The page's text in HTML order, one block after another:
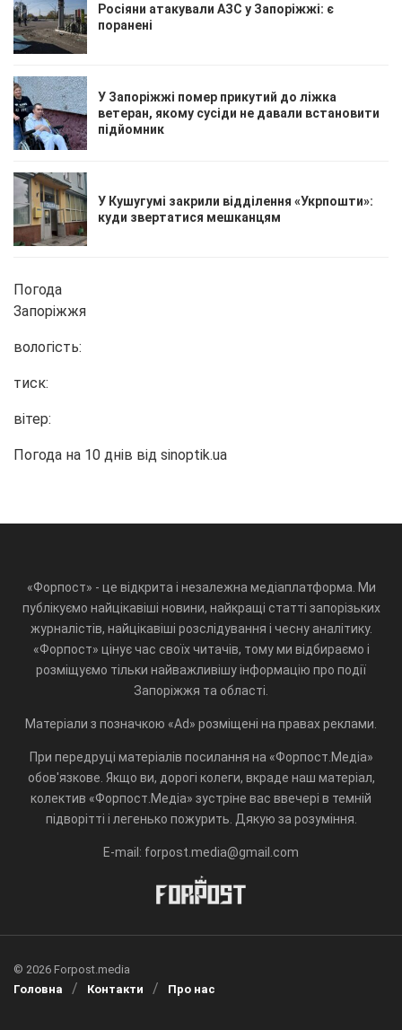
Росіяни атакували АЗС у Запоріжжі: є
поранені
У Запоріжжі помер прикутий до ліжка
ветеран, якому сусіди не давали встановити
підйомник
У Кушугумі закрили відділення «Укрпошти»:
куди звертатися мешканцям
Погода
Запоріжжя
вологість:
тиск:
вітер:
Погода на 10 днів від sinoptik.ua
«Форпост» - це відкрита і незалежна медіаплатформа. Ми
публікуємо найцікавіші новини, найкращі статті запорізьких
журналістів, найцікавіші розслідування і чесну аналітику.
«Форпост» цінує час своїх читачів, тому ми відбираємо і
розміщуємо тільки найважливішу інформацію про події
Запоріжжя та області.
Матеріали з позначкою «Ad» розміщені на правах реклами.
При передруці матеріалів посилання на «Форпост.Медіа»
обов'язкове. Якщо ви, дорогі колеги, вкраде наш матеріал,
колектив «Форпост.Медіа» зустріне вас ввечері в темній
підворітті і легенько пожурить. Дякую за розуміння.
E-mail: forpost.media@gmail.com
© 2026 Forpost.media
Головна
Контакти Про нас